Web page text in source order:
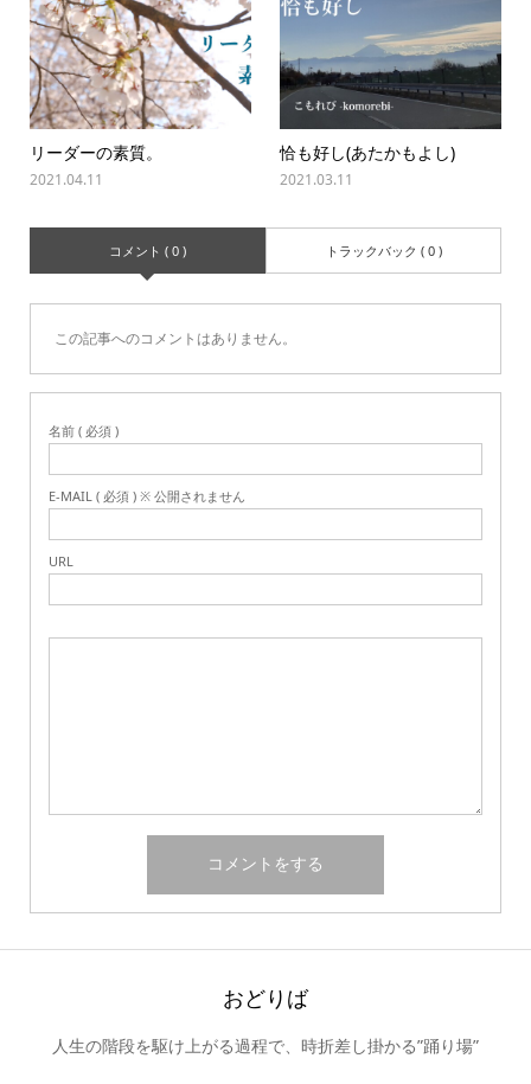
リーダーの素質。
2021.04.11
恰も好し(あたかもよし)
2021.03.11
コメント ( 0 ) トラックバック ( 0 )
この記事へのコメントはありません。
名前 ( 必須 )
E-MAIL ( 必須 ) ※ 公開されません
URL
おどりば
人生の階段を駆け上がる過程で、時折差し掛かる”踊り場”